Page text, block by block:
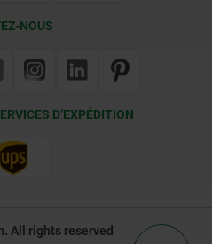
NOUS
D’EXPÉDITION
All rights reserved